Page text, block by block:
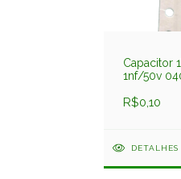
Capacitor
1nf/50v
R$0,10
DETALHES